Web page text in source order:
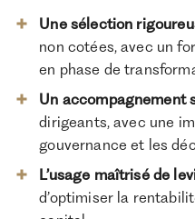
Une sélection
non cotées, avec un
en phase de
Un accompagnement
dirigeants, avec une
gouvernance et les
L’usage maîtrisé de
d’optimiser la